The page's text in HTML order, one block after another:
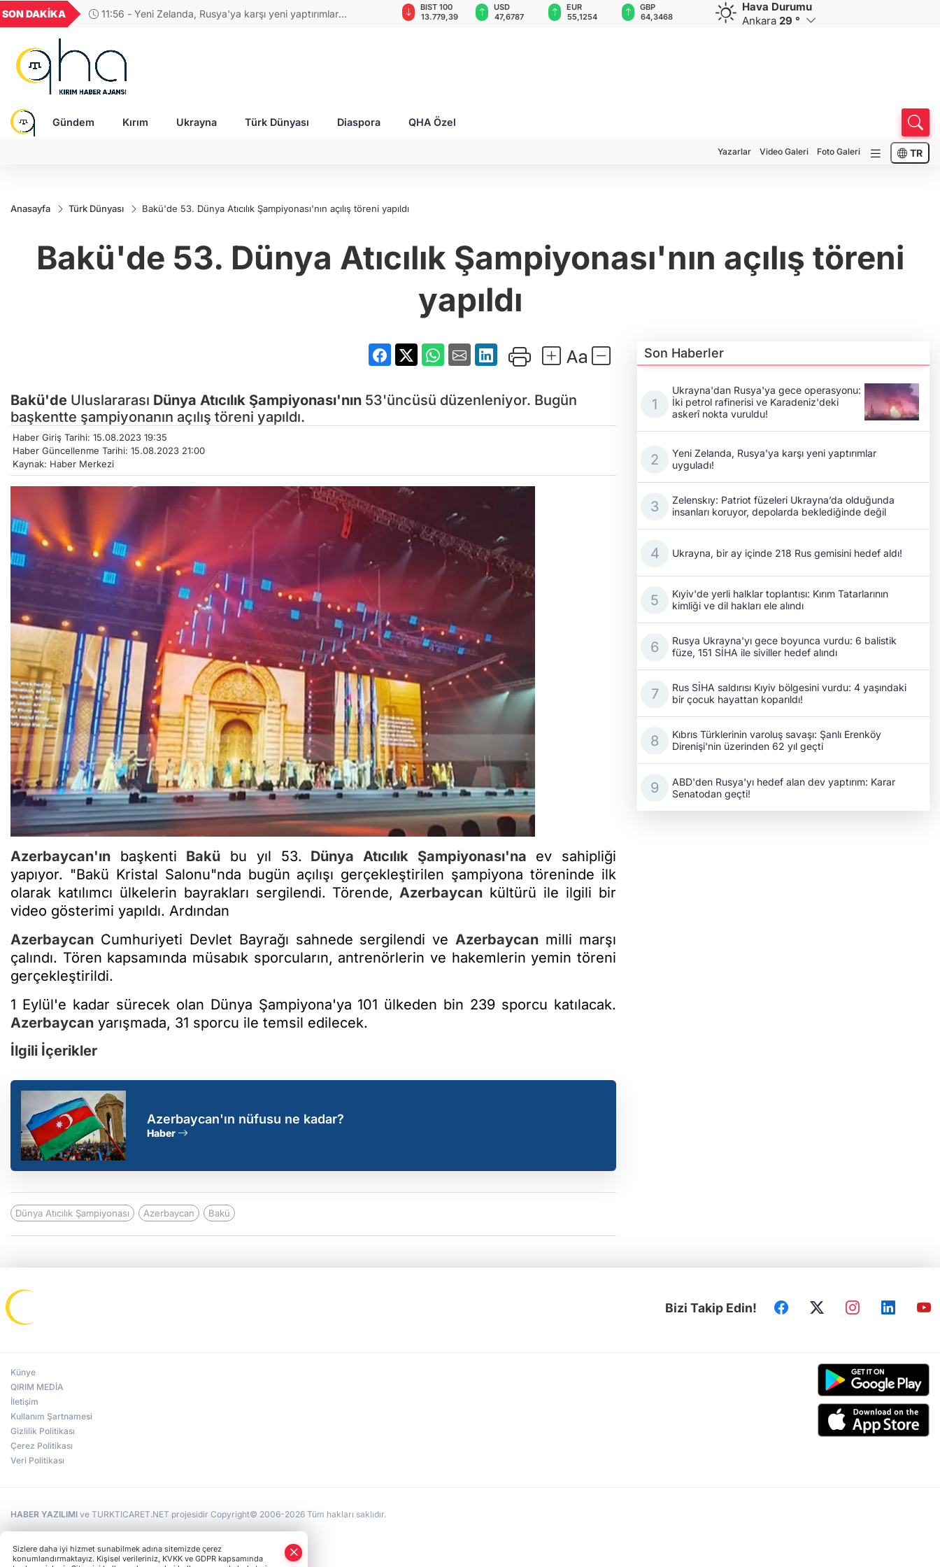
SON DAKİKA
11:56 - Yeni Zelanda, Rusya'ya karşı yeni yaptırımlar
GEL
18,2677
16,3788
27,9743
0,0018
BIST 100
13.779,39
USD
47,6787
EUR
55,1254
GBP
64,3468
CHF
59,0083
CAD
34,1883
Hava Durumu
Ankara 29 °
Gündem Kırım Ukrayna Türk Dünyası Diaspora QHA Özel
Yazarlar Video Galeri Foto Galeri TR
Anasayfa Türk Dünyası Bakü'de 53. Dünya Atıcılık Şampiyonası'nın açılış töreni yapıldı
Bakü'de 53. Dünya Atıcılık Şampiyonası'nın açılış töreni
yapıldı
Bakü'de Uluslararası Dünya Atıcılık Şampiyonası'nın 53'üncüsü düzenleniyor. Bugün
başkentte şampiyonanın açılış töreni yapıldı.
Haber Giriş Tarihi: 15.08.2023 19:35
Haber Güncellenme Tarihi: 15.08.2023 21:00
Kaynak: Haber Merkezi
Azerbaycan'ın başkenti Bakü bu yıl 53. Dünya Atıcılık Şampiyonası'na ev sahipliği
yapıyor. "Bakü Kristal Salonu"nda bugün açılışı gerçekleştirilen şampiyona töreninde ilk
olarak katılımcı ülkelerin bayrakları sergilendi. Törende, Azerbaycan kültürü ile ilgili bir
video gösterimi yapıldı. Ardından
Azerbaycan Cumhuriyeti Devlet Bayrağı sahnede sergilendi ve Azerbaycan milli marşı
çalındı. Tören kapsamında müsabık sporcuların, antrenörlerin ve hakemlerin yemin töreni
gerçekleştirildi.
1 Eylül'e kadar sürecek olan Dünya Şampiyona'ya 101 ülkeden bin 239 sporcu katılacak.
Azerbaycan yarışmada, 31 sporcu ile temsil edilecek.
İlgili İçerikler
Azerbaycan'ın nüfusu ne kadar?
Haber
Dünya Atıcılık Şampiyonası Azerbaycan Bakü
Son Haberler
Ukrayna'dan Rusya'ya gece operasyonu:
İki petrol rafinerisi ve Karadeniz'deki
askerî nokta vuruldu!
Yeni Zelanda, Rusya'ya karşı yeni yaptırımlar
uyguladı!
Zelenskıy: Patriot füzeleri Ukrayna’da olduğunda
insanları koruyor, depolarda beklediğinde değil
Ukrayna, bir ay içinde 218 Rus gemisini hedef aldı!
Kıyiv'de yerli halklar toplantısı: Kırım Tatarlarının
kimliği ve dil hakları ele alındı
Rusya Ukrayna'yı gece boyunca vurdu: 6 balistik
füze, 151 SİHA ile siviller hedef alındı
Rus SİHA saldırısı Kıyiv bölgesini vurdu: 4 yaşındaki
bir çocuk hayattan koparıldı!
Kıbrıs Türklerinin varoluş savaşı: Şanlı Erenköy
Direnişi'nin üzerinden 62 yıl geçti
ABD'den Rusya'yı hedef alan dev yaptırım: Karar
Senatodan geçti!
Bizi Takip Edin!
Künye
QIRIM MEDİA
İletişim
Kullanım Şartnamesi
Gizlilik Politikası
Çerez Politikası
Veri Politikası
HABER YAZILIMI ve TURKTICARET.NET projesidir Copyright© 2006-2026 Tüm hakları saklıdır.
Sizlere daha iyi hizmet sunabilmek adına sitemizde çerez
konumlandırmaktayız. Kişisel verileriniz, KVKK ve GDPR kapsamında